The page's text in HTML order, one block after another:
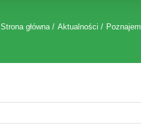
Strona główna Aktualności